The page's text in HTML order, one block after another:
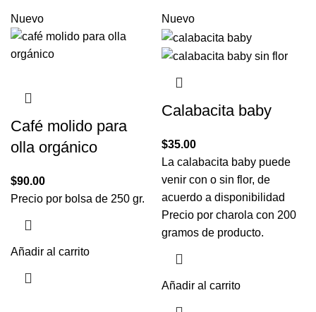
Nuevo
Café molido para
olla orgánico
$90.00
Precio por bolsa de 250 gr.
Añadir al carrito
Nuevo
Calabacita baby
$35.00
La calabacita baby puede
venir con o sin flor, de
acuerdo a disponibilidad
Precio por charola con 200
gramos de producto.
Añadir al carrito